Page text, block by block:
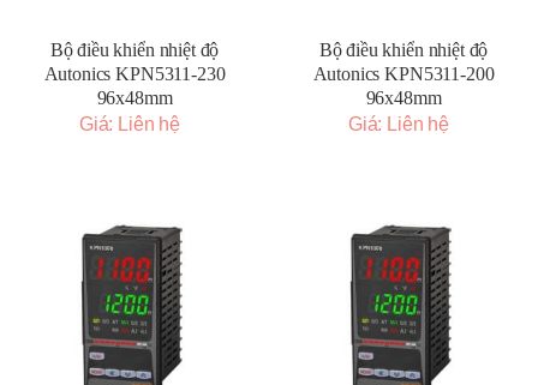
Bộ điều khiển nhiệt độ
Autonics KPN5311-230
96x48mm
Giá: Liên hệ
Bộ điều khiển nhiệt độ
Autonics KPN5311-200
96x48mm
Giá: Liên hệ